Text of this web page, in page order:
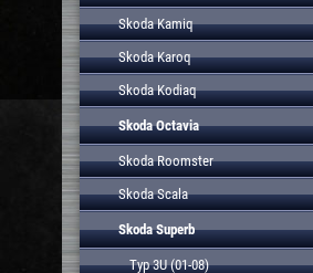
Skoda Kamiq
Skoda Karoq
Skoda Kodiaq
Skoda Octavia
Skoda Roomster
Skoda Scala
Skoda Superb
Typ 3U (01-08)